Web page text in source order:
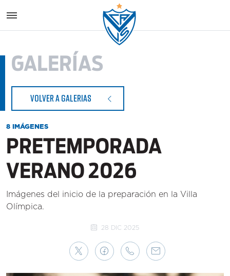
GALERÍAS
VOLVER A GALERIAS
8 IMÁGENES
PRETEMPORADA
VERANO 2026
Imágenes del inicio de la preparación en la Villa
Olímpica.
28 DIC 2025